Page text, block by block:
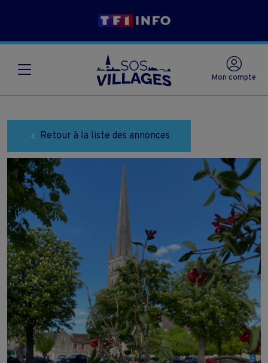
Mon compte
Retour à la liste des annonces